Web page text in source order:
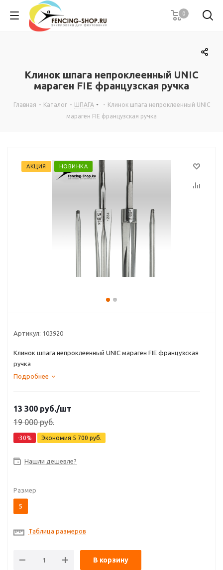
0
Клинок шпага непроклеенный UNIC
мараген FIE французская ручка
Главная - Каталог - ШПАГА - Клинок шпага непроклеенный UNIC
мараген FIE французская ручка
АКЦИЯ НОВИНКА
Артикул: 103920
Клинок шпага непроклеенный UNIC мараген FIE французская
ручка
Подробнее
13 300 руб./шт
19 000руб.
-30% Экономия 5 700 руб.
Нашли дешевле?
Размер
5
Таблица размеров
В корзину